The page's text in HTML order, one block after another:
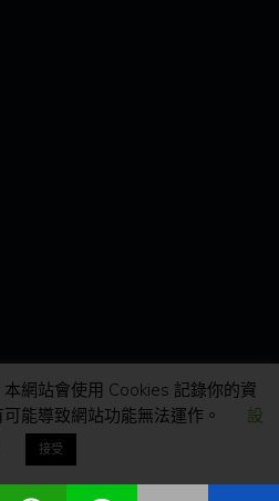
網站會使用 Cookies 記錄你的資
能導致網站功能無法運作。
設
接受